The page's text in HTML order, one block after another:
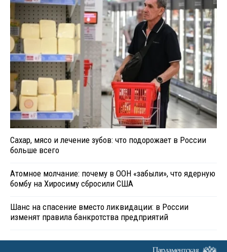
Сахар, мясо и лечение зубов: что подорожает в России
больше всего
Атомное молчание: почему в ООН «забыли», что ядерную
бомбу на Хиросиму сбросили США
Шанс на спасение вместо ликвидации: в России
изменят правила банкротства предприятий